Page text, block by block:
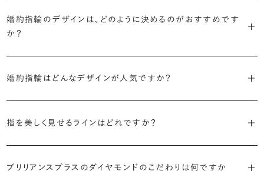
リング」は婚約指輪の別名です。
婚約指輪のデザインは、どのように決めるのがおすすめです
か？
す。
流行に左右されないデザインであること、そして年齢を重ねた手にも
婚約指輪はどんなデザインが人気ですか？
リリアンスプラスでも不動の人気を誇ります。
指を美しく見せるラインはどれですか？
見えやすいと言われています。
ブリリアンスプラスのダイヤモンドのこだわりは何ですか